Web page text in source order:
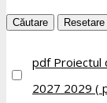
Căutare Resetare
pdf Proiectul
2027 2029 (